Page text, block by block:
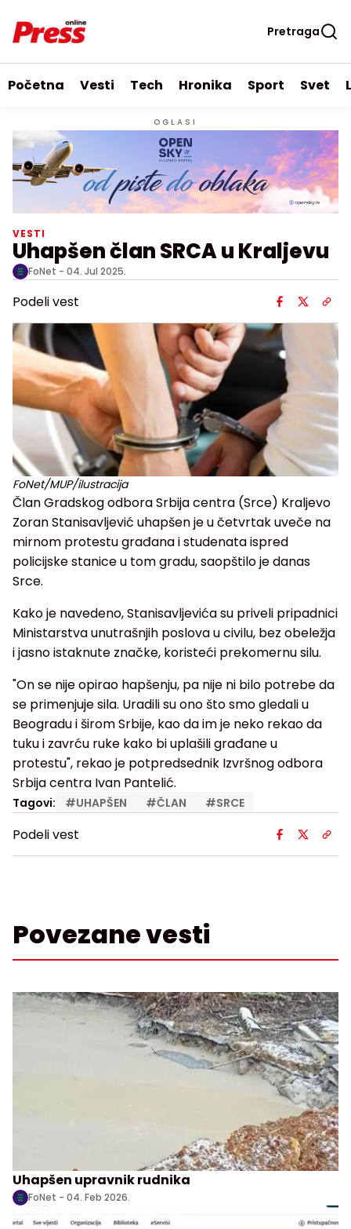
Pretraga
Početna Vesti Tech Hronika Sport Svet
OGLASI
VESTI
Uhapšen član SRCA u Kraljevu
FoNet - 04. Jul 2025.
Podeli vest
FoNet/MUP/ilustracija
Član Gradskog odbora Srbija centra (Srce) Kraljevo
Zoran Stanisavljević uhapšen je u četvrtak uveče na
mirnom protestu građana i studenata ispred
policijske stanice u tom gradu, saopštilo je danas
Srce.
Kako je navedeno, Stanisavljevića su priveli pripadnici
Ministarstva unutrašnjih poslova u civilu, bez obeležja
i jasno istaknute značke, koristeći prekomernu silu.
"On se nije opirao hapšenju, pa nije ni bilo potrebe da
se primenjuje sila. Uradili su ono što smo gledali u
Beogradu i širom Srbije, kao da im je neko rekao da
tuku i zavrću ruke kako bi uplašili građane u
protestu", rekao je potpredsednik Izvršnog odbora
Srbija centra Ivan Pantelić.
Tagovi: #UHAPŠEN #ČLAN #SRCE
Podeli vest
Povezane vesti
Uhapšen upravnik rudnika
FoNet - 04. Feb 2026.